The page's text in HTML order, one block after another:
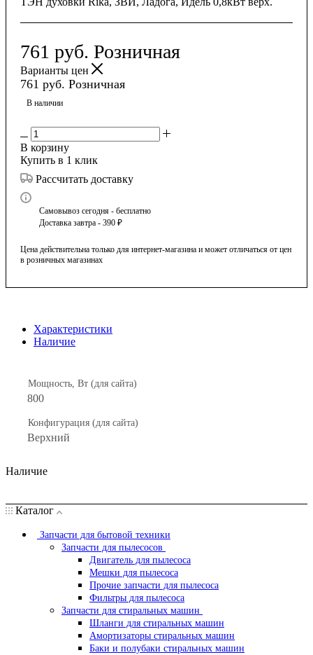
761 руб. Розничная
Варианты цен
761 руб. Розничная
В наличии
В корзину
Купить в 1 клик
Рассчитать доставку
Самовывоз сегодня - бесплатно
Доставка завтра - 390 ₽
Цена действительна только для интернет-магазина и может отличаться от цен
в розничных магазинах
Характеристики
Наличие
Мощность, Вт (для сайта)
800
Конфигурация (для сайта)
Верхний
Наличие
Каталог
Запчасти для бытовой техники
Запчасти для пылесосов
Двигатель для пылесоса
Мешки для пылесоса
Прочие запчасти для пылесоса
Фильтры для пылесоса
Запчасти для стиральных машин
Шланги для стиральных машин
Амортизаторы стиральных машин
Баки и полубаки стиральных машин